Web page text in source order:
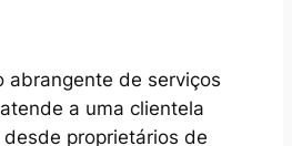
abrangente de serviços
a uma clientela
proprietários de